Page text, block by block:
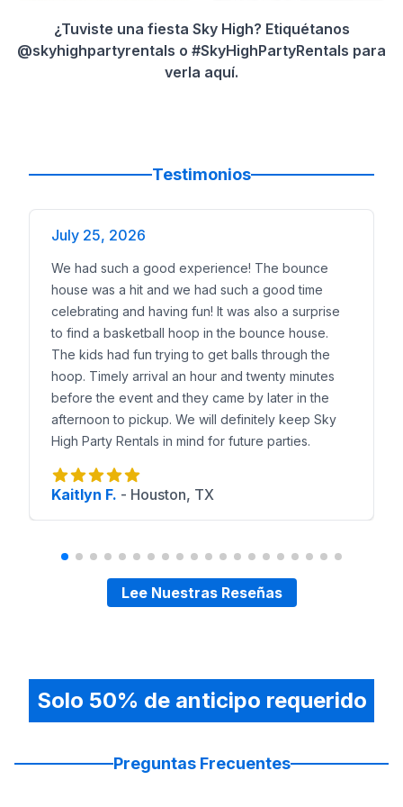
¿Tuviste una fiesta Sky High? Etiquétanos
@skyhighpartyrentals o #SkyHighPartyRentals para
verla aquí.
Testimonios
July 25, 2026
We had such a good experience! The bounce
house was a hit and we had such a good time
celebrating and having fun! It was also a surprise
to find a basketball hoop in the bounce house.
The kids had fun trying to get balls through the
hoop. Timely arrival an hour and twenty minutes
before the event and they came by later in the
afternoon to pickup. We will definitely keep Sky
High Party Rentals in mind for future parties.
Kaitlyn F. - Houston, TX
Lee Nuestras Reseñas
Solo 50% de anticipo requerido
Preguntas Frecuentes